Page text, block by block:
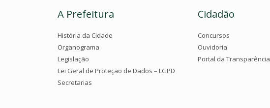
A Prefeitura
História da Cidade
Organograma
Legislação
Lei Geral de Proteção de Dados – LGPD
Secretarias
Cidadão
Concursos
Ouvidoria
Portal da Transparência